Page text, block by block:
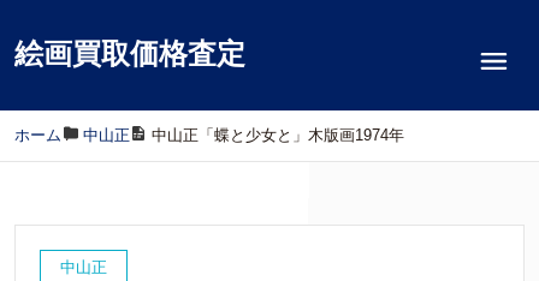
絵画買取価格査定
ホーム / 中山正 / 中山正「蝶と少女と」木版画1974年
中山正